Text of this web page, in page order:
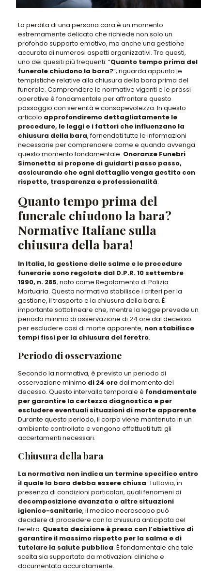
La perdita di una persona cara è un momento
estremamente delicato che richiede non solo un
profondo supporto emotivo, ma anche una gestione
accurata di numerosi aspetti organizzativi. Tra questi,
uno dei quesiti più frequenti: “Quanto tempo prima del
funerale chiudono la bara?”; riguarda appunto le
tempistiche relative alla chiusura della bara prima del
funerale. Comprendere le normative vigenti e le prassi
operative è fondamentale per affrontare questo
passaggio con serenità e consapevolezza. In questo
articolo approfondiremo dettagliatamente le
procedure, le leggi e i fattori che influenzano la
chiusura della bara, fornendoti tutte le informazioni
necessarie per comprendere come e quando avvenga
questo momento fondamentale. Onoranze Funebri
Simonetta si propone di guidarti passo passo,
assicurando che ogni dettaglio venga gestito con
rispetto, trasparenza e professionalità.
Quanto tempo prima del
funerale chiudono la bara?
Normative Italiane sulla
chiusura della bara!
In Italia, la gestione delle salme e le procedure
funerarie sono regolate dal D.P.R. 10 settembre
1990, n. 285, noto come Regolamento di Polizia
Mortuaria. Questa normativa stabilisce i criteri per la
gestione, il trasporto e la chiusura della bara. È
importante sottolineare che, mentre la legge prevede un
periodo minimo di osservazione di 24 ore dal decesso
per escludere casi di morte apparente, non stabilisce
tempi fissi per la chiusura del feretro.
Periodo di osservazione
Secondo la normativa, è previsto un periodo di
osservazione minimo di 24 oredal momento del
decesso. Questo intervallo temporale è fondamentale
per garantire la certezza diagnostica e per
escludere eventuali situazioni di morte apparente.
Durante questo periodo, il corpo viene mantenuto in un
ambiente controllato e vengono effettuati tutti gli
accertamenti necessari.
Chiusura della bara
La normativa non indica un termine specifico entro
il quale la bara debba essere chiusa. Tuttavia, in
presenza di condizioni particolari, quali fenomeni di
decomposizione avanzata o altre situazioni
igienico-sanitarie, il medico necroscopo può
decidere di procedere con la chiusura anticipata del
feretro. Questa decisione è presa con l’obiettivo di
garantire il massimo rispetto per la salma e di
tutelare la salute pubblica. È fondamentale che tale
scelta sia supportata da motivazioni cliniche e
documentata accuratamente.